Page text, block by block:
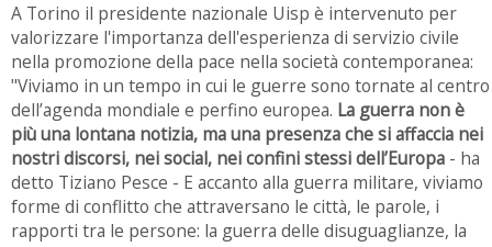
A Torino il presidente nazionale Uisp è intervenuto per
valorizzare l'importanza dell'esperienza di servizio civile
nella promozione della pace nella società contemporanea:
"Viviamo in un tempo in cui le guerre sono tornate al centro
dell’agenda mondiale e perfino europea. La guerra non è
più una lontana notizia, ma una presenza che si affaccia nei
nostri discorsi, nei social, nei confini stessi dell’Europa - ha
detto Tiziano Pesce - E accanto alla guerra militare, viviamo
forme di conflitto che attraversano le città, le parole, i
rapporti tra le persone: la guerra delle disuguaglianze, la